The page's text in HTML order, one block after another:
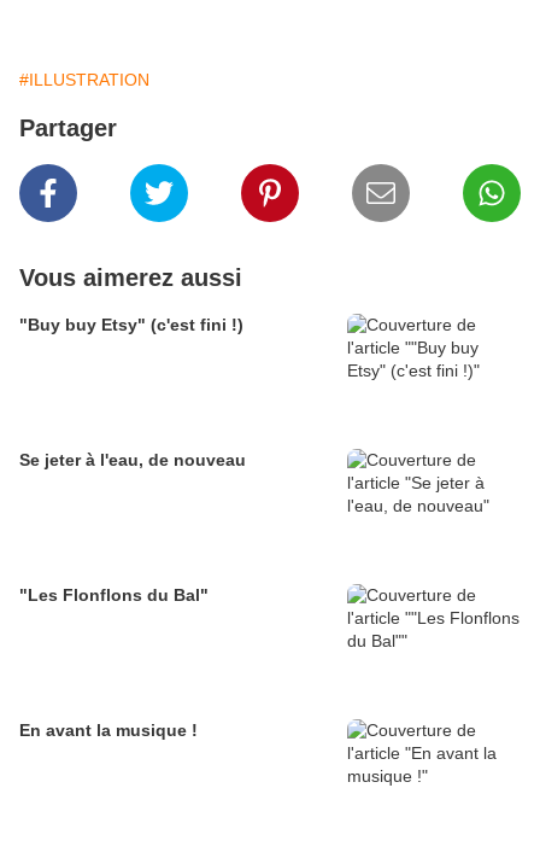
#ILLUSTRATION
Partager
Vous aimerez aussi
"Buy buy Etsy" (c'est fini !)
Se jeter à l'eau, de nouveau
"Les Flonflons du Bal"
En avant la musique !